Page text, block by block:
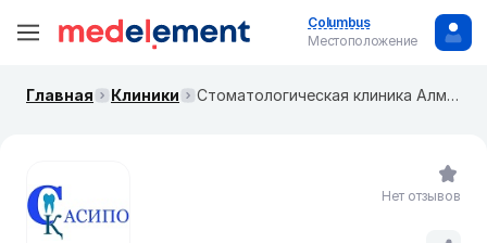
Columbus
Местоположение
Главная Клиники Стоматологическая клиника Алматинского стоматологического института последипломного обучения
Нет отзывов